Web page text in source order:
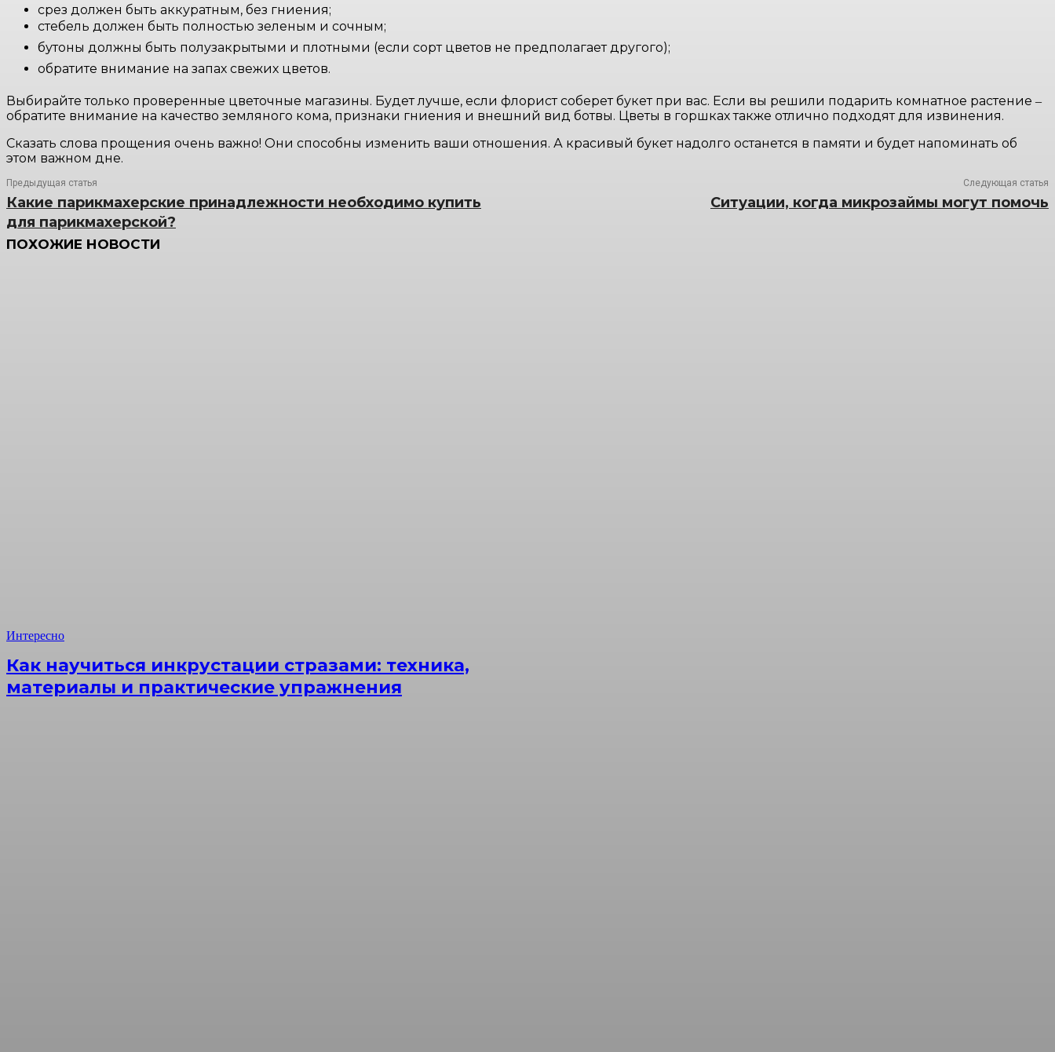
срез должен быть аккуратным, без гниения;
стебель должен быть полностью зеленым и сочным;
бутоны должны быть полузакрытыми и плотными (если сорт цветов не предполагает другого);
обратите внимание на запах свежих цветов.
Выбирайте только проверенные цветочные магазины. Будет лучше, если флорист соберет букет при вас. Если вы решили подарить комнатное растение ‒
обратите внимание на качество земляного кома, признаки гниения и внешний вид ботвы. Цветы в горшках также отлично подходят для извинения.
Сказать слова прощения очень важно! Они способны изменить ваши отношения. А красивый букет надолго останется в памяти и будет напоминать об
этом важном дне.
Предыдущая статья
Какие парикмахерские принадлежности необходимо купить
для парикмахерской?
Следующая статья
Ситуации, когда микрозаймы могут помочь
ПОХОЖИЕ НОВОСТИ
Интересно
Как научиться инкрустации стразами: техника,
материалы и практические упражнения